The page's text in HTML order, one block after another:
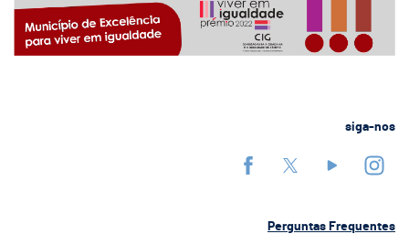
siga-nos
Perguntas Frequentes